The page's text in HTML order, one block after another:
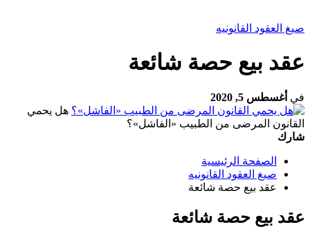
صيغ العقود القانونيه
عقد بيع حصة شائعة
في أغسطس 5, 2020
هل يحمي
القانون المرضى من الطبيب «الفاشل»؟
شارك
الصفحة الرئيسية
صيغ العقود القانونيه
عقد بيع حصة شائعة
عقد بيع حصة شائعة